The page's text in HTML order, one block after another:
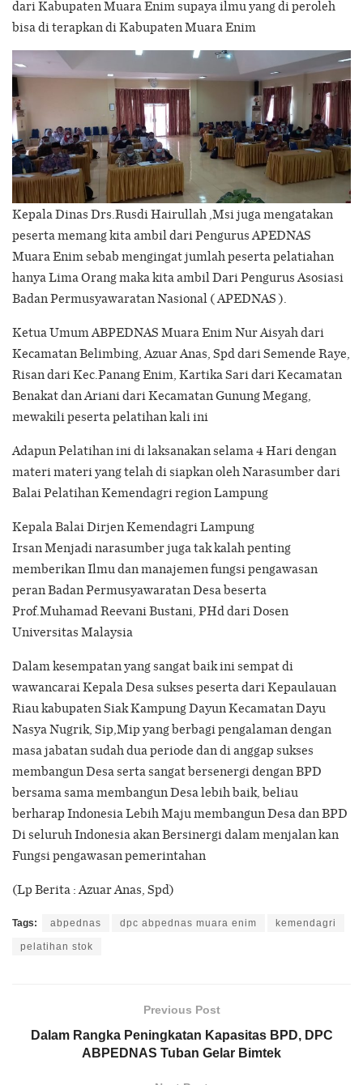
dari Kabupaten Muara Enim supaya ilmu yang di peroleh
bisa di terapkan di Kabupaten Muara Enim
Kepala Dinas Drs.Rusdi Hairullah ,Msi juga mengatakan
peserta memang kita ambil dari Pengurus APEDNAS
Muara Enim sebab mengingat jumlah peserta pelatiahan
hanya Lima Orang maka kita ambil Dari Pengurus Asosiasi
Badan Permusyawaratan Nasional ( APEDNAS ).
Ketua Umum ABPEDNAS Muara Enim Nur Aisyah dari
Kecamatan Belimbing, Azuar Anas, Spd dari Semende Raye,
Risan dari Kec.Panang Enim, Kartika Sari dari Kecamatan
Benakat dan Ariani dari Kecamatan Gunung Megang,
mewakili peserta pelatihan kali ini
Adapun Pelatihan ini di laksanakan selama 4 Hari dengan
materi materi yang telah di siapkan oleh Narasumber dari
Balai Pelatihan Kemendagri region Lampung
Kepala Balai Dirjen Kemendagri Lampung
Irsan Menjadi narasumber juga tak kalah penting
memberikan Ilmu dan manajemen fungsi pengawasan
peran Badan Permusyawaratan Desa beserta
Prof.Muhamad Reevani Bustani, PHd dari Dosen
Universitas Malaysia
Dalam kesempatan yang sangat baik ini sempat di
wawancarai Kepala Desa sukses peserta dari Kepaulauan
Riau kabupaten Siak Kampung Dayun Kecamatan Dayu
Nasya Nugrik, Sip,Mip yang berbagi pengalaman dengan
masa jabatan sudah dua periode dan di anggap sukses
membangun Desa serta sangat bersenergi dengan BPD
bersama sama membangun Desa lebih baik, beliau
berharap Indonesia Lebih Maju membangun Desa dan BPD
Di seluruh Indonesia akan Bersinergi dalam menjalan kan
Fungsi pengawasan pemerintahan
(Lp Berita : Azuar Anas, Spd)
Tags: abpednas dpc abpednas muara enim kemendagri
pelatihan stok
Previous Post
Dalam Rangka Peningkatan Kapasitas BPD, DPC
ABPEDNAS Tuban Gelar Bimtek